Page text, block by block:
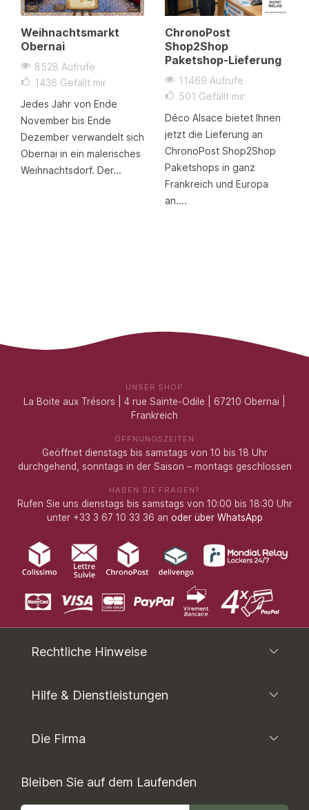
Weihnachtsmarkt
Obernai
8528 Aufrufe
1436 Gefällt mir
Jedes Jahr von Ende
November bis Ende
Dezember verwandelt sich
Obernai in ein malerisches
Weihnachtsdorf. Der...
ChronoPost
Shop2Shop
Paketshop-Lieferung
11469 Aufrufe
501 Gefällt mir
Déco Alsace bietet Ihnen
jetzt die Lieferung an
ChronoPost Shop2Shop
Paketshops in ganz
Frankreich und Europa
an....
UNSER SHOP
La Boite aux Trésors | 4 rue Sainte-Odile | 67210 Obernai |
Frankreich
ÖFFNUNGSZEITEN
Geöffnet dienstags bis samstags von 10 bis 18 Uhr
durchgehend, sonntags in der Saison – montags geschlossen
HABEN SIE FRAGEN?
Rufen Sie uns dienstags bis samstags von 10:00 bis 18:30 Uhr
unter +33 3 67 10 33 36 an oder über WhatsApp
Rechtliche Hinweise
Hilfe & Dienstleistungen
Die Firma
Bleiben Sie auf dem Laufenden